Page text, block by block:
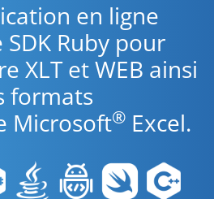
en ligne
Ruby pour
XLT et WEB ainsi
formats
Microsoft® Excel.